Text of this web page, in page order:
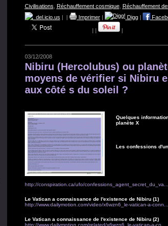
Civilisations Réchauffement cosmique, Réchauffement
del.icio.us
Imprimer| Digg|
|
03/12/2008
Nibiru (Hercolubus) ou
moyens de vérifier si Nibiru
aux côté s du soleil ?
Quelques
planète X
Les confessions
http://conspiration.ca/ufo/confessions_agent_secret_du_va...
Le Vatican a connaissance de l'existence de Nibiru (1)
http://www.dailymotion.com/video/x6wzn6_le-vatican-a-conn...
Le Vatican a connaissance de l'existence de Nibiru (2)
http://www.dailymotion.com/related/x6wzn6_le-vatican-a-co...